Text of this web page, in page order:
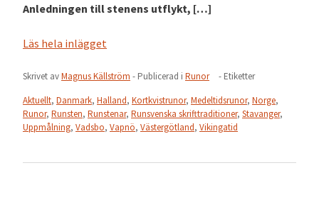
Anledningen till stenens utflykt, […]
Läs hela inlägget
Skrivet avMagnus Källström - Publicerad i Runor
- Etiketter
Aktuellt, Danmark, Halland, Kortkvistrunor, Medeltidsrunor, Norge,
Runor, Runsten, Runstenar, Runsvenska skrifttraditioner, Stavanger,
Uppmålning, Vadsbo, Vapnö, Västergötland, Vikingatid